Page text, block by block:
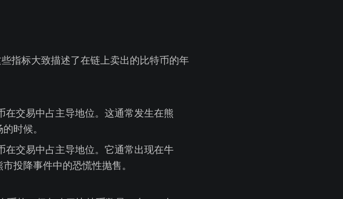
指标大致描述了在链上卖出的比特币的年
交易中占主导地位。这通常发生在熊
时候。
交易中占主导地位。它通常出现在牛
投降事件中的恐慌性抛售。